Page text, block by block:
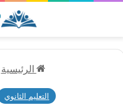
الرئيسية
التعليم الثانوي